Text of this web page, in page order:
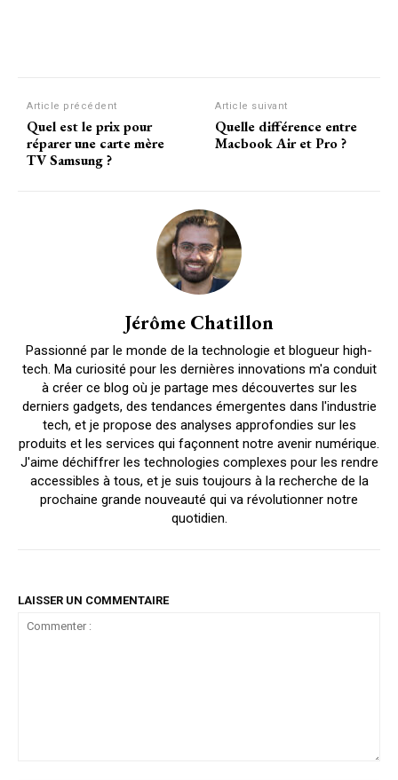
Article précédent
Quel est le prix pour
réparer une carte mère
TV Samsung ?
Article suivant
Quelle différence entre
Macbook Air et Pro ?
Jérôme Chatillon
Passionné par le monde de la technologie et blogueur high-
tech. Ma curiosité pour les dernières innovations m'a conduit
à créer ce blog où je partage mes découvertes sur les
derniers gadgets, des tendances émergentes dans l'industrie
tech, et je propose des analyses approfondies sur les
produits et les services qui façonnent notre avenir numérique.
J'aime déchiffrer les technologies complexes pour les rendre
accessibles à tous, et je suis toujours à la recherche de la
prochaine grande nouveauté qui va révolutionner notre
quotidien.
LAISSER UN COMMENTAIRE